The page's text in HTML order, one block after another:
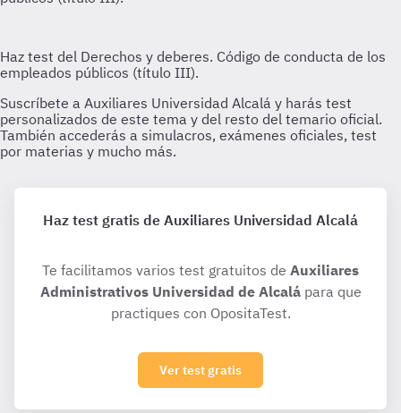
Haz test gratis de Auxiliares Universidad Alcalá
Te facilitamos varios test gratuitos de Auxiliares
Administrativos Universidad de Alcalápara que
practiques con OpositaTest.
Ver test gratis